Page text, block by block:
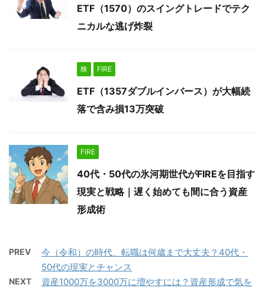
ETF（1570）のスイングトレードでテク
ニカルな逃げ炸裂
株 FIRE
ETF（1357ダブルインバース）が大幅続
落で含み損13万突破
FIRE
40代・50代の氷河期世代がFIREを目指す
現実と戦略｜遅く始めても間に合う資産
形成術
PREV
今（令和）の時代、転職は何歳まで大丈夫？40代・
50代の現実とチャンス
NEXT
資産1000万を3000万に増やすには？資産形成で気を